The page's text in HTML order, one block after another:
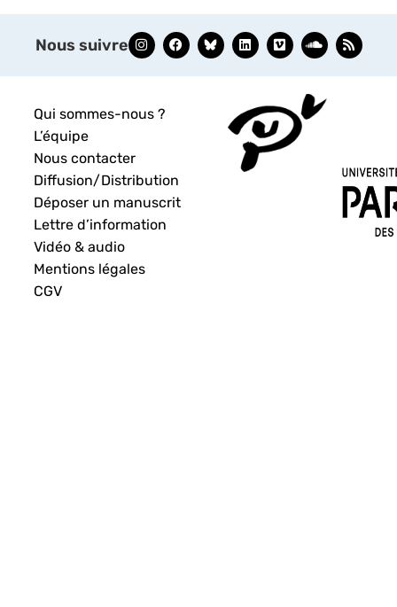
Nous suivre
Qui sommes-nous ?
L’équipe
Nous contacter
Diffusion/Distribution
Déposer un manuscrit
Lettre d’information
Vidéo & audio
Mentions légales
CGV